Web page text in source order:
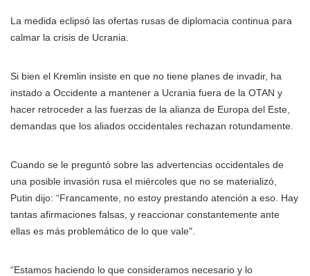
La medida eclipsó las ofertas rusas de diplomacia continua para
calmar la crisis de Ucrania.
Si bien el Kremlin insiste en que no tiene planes de invadir, ha
instado a Occidente a mantener a Ucrania fuera de la OTAN y
hacer retroceder a las fuerzas de la alianza de Europa del Este,
demandas que los aliados occidentales rechazan rotundamente.
Cuando se le preguntó sobre las advertencias occidentales de
una posible invasión rusa el miércoles que no se materializó,
Putin dijo: “Francamente, no estoy prestando atención a eso. Hay
tantas afirmaciones falsas, y reaccionar constantemente ante
ellas es más problemático de lo que vale".
“Estamos haciendo lo que consideramos necesario y lo